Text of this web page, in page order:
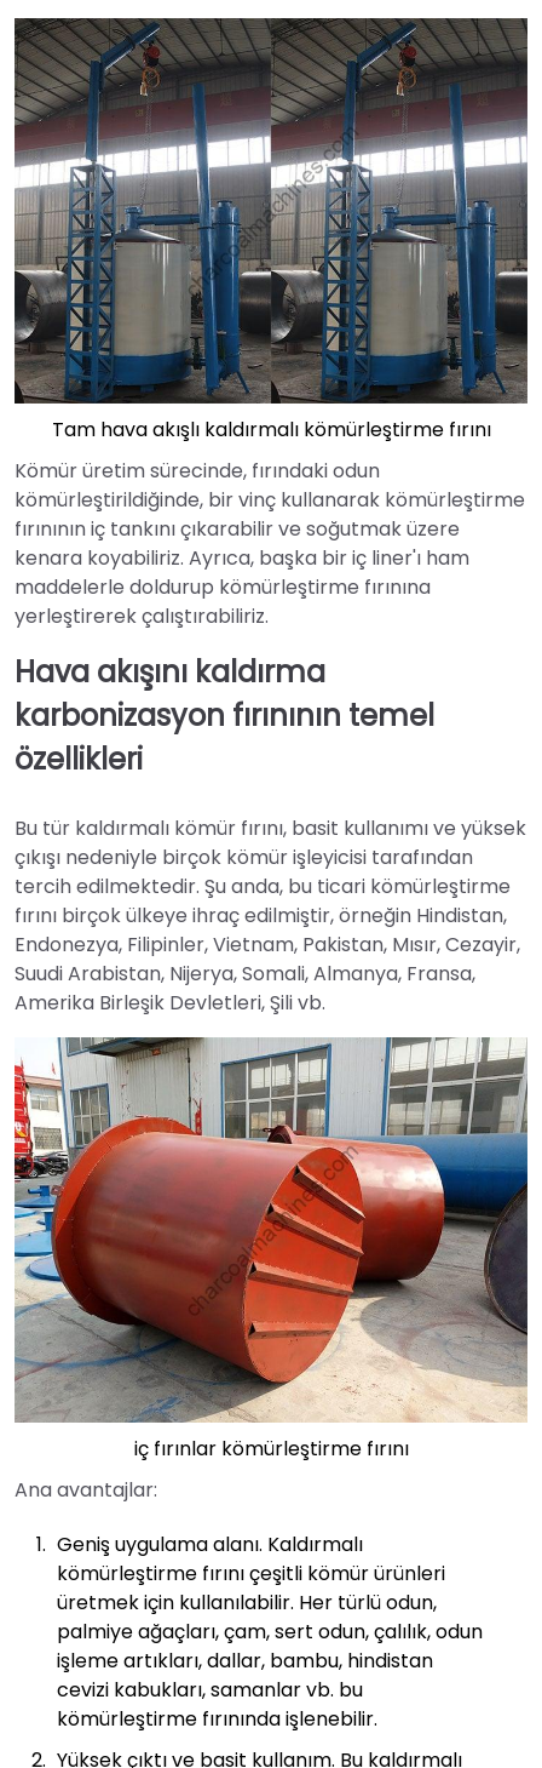
Tam hava akışlı kaldırmalı kömürleştirme fırını
Kömür üretim sürecinde, fırındaki odun
kömürleştirildiğinde, bir vinç kullanarak kömürleştirme
fırınının iç tankını çıkarabilir ve soğutmak üzere
kenara koyabiliriz. Ayrıca, başka bir iç liner'ı ham
maddelerle doldurup kömürleştirme fırınına
yerleştirerek çalıştırabiliriz.
Hava akışını kaldırma
karbonizasyon fırınının temel
özellikleri
Bu tür kaldırmalı kömür fırını, basit kullanımı ve yüksek
çıkışı nedeniyle birçok kömür işleyicisi tarafından
tercih edilmektedir. Şu anda, bu ticari kömürleştirme
fırını birçok ülkeye ihraç edilmiştir, örneğin Hindistan,
Endonezya, Filipinler, Vietnam, Pakistan, Mısır, Cezayir,
Suudi Arabistan, Nijerya, Somali, Almanya, Fransa,
Amerika Birleşik Devletleri, Şili vb.
iç fırınlar kömürleştirme fırını
Ana avantajlar:
Geniş uygulama alanı. Kaldırmalı
kömürleştirme fırını çeşitli kömür ürünleri
üretmek için kullanılabilir. Her türlü odun,
palmiye ağaçları, çam, sert odun, çalılık, odun
işleme artıkları, dallar, bambu, hindistan
cevizi kabukları, samanlar vb. bu
kömürleştirme fırınında işlenebilir.
Yüksek çıktı ve basit kullanım. Bu kaldırmalı